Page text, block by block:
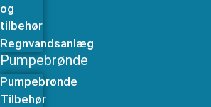
og
tilbehør
Regnvandsanlæg
Pumpebrønde
Pumpebrønde
Tilbehør